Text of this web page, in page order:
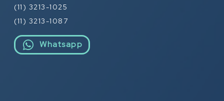
(11) 3213-1025
(11) 3213-1087
Whatsapp